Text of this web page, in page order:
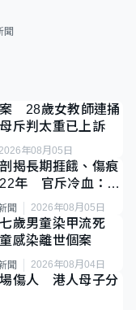
聞
28歲女教師連捅
斥判太重已上訴
年08月05日
揭長期捱餓、傷痕
年 官斥冷血：同
聞 2026年08月05日
歲男童染甲流死
感染離世個案
聞 2026年08月04日
傷人 港人母子分